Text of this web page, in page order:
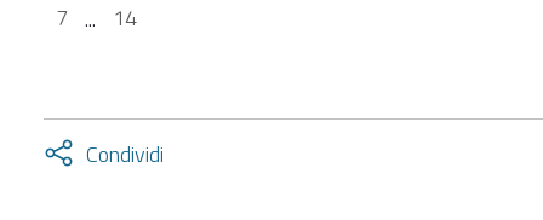
7 ... 14
Condividi
Attiva